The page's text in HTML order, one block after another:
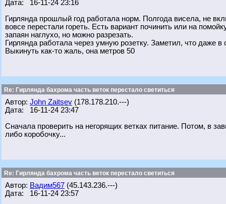
Дата: 16-11-24 23:16
Гирлянда прошлый год работала норм. Полгода висела, не
вовсе перестали гореть. Есть вариант починить или на
запаян наглухо, но можно разрезать.
Гирлянда работала через умную розетку. Заметил, что даже
Выкинуть как-то жаль, она метров 50
Re: Гирлянда бахрома часть веток перестало светиться
Автор: John Zaitsev (178.178.210.---)
Дата: 16-11-24 23:47
Сначала проверить на негорящих ветках питание. Потом, в
либо коробочку...
Re: Гирлянда бахрома часть веток перестало светиться
Автор: Вадим567 (45.143.236.---)
Дата: 16-11-24 23:57